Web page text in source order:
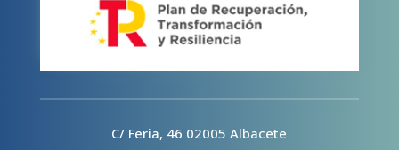
C/ Feria, 46 02005 Albacete